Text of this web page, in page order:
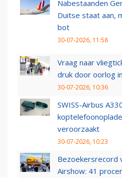
Nabestaanden
Duitse staat aan,
bot
30-07-2026, 11:58
Vraag naar
druk door oorlog
30-07-2026, 10:36
SWISS-Airbus
veroorzaakt
30-07-2026, 10:23
Bezoekersrecord
Airshow: 41